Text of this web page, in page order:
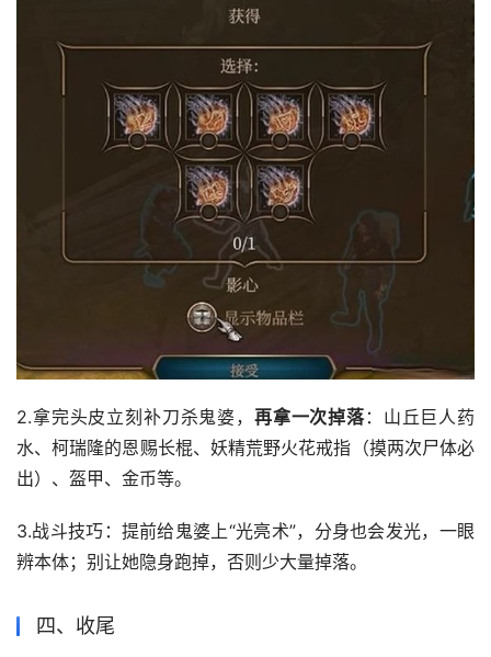
2.拿完头皮立刻补刀杀鬼婆， 再拿一次掉落：山丘巨人药
水、柯瑞隆的恩赐长棍、妖精荒野火花戒指（摸两次尸体必
出）、盔甲、金币等。
3.战斗技巧：提前给鬼婆上“光亮术”，分身也会发光，一眼
辨本体；别让她隐身跑掉，否则少大量掉落。
四、收尾